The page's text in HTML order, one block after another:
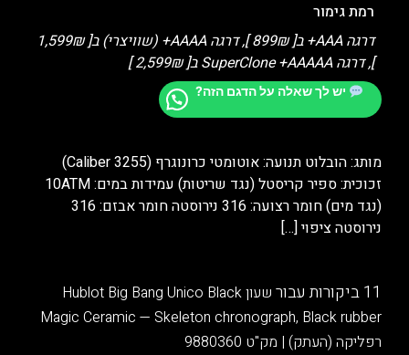
רמת גימור
דרגה AAA+ ב[ 899₪ ], דרגה AAAA+ (שוויצרי) ב[ 1,599₪
], דרגה SuperClone +AAAAA ב[ 2,599₪ ]
יש לך שאלה על הדגם הזה?
מותג: הובלוט תנועה: אוטומטי כרונוגרף (Caliber 3255)
זכוכית: ספיר קריסטל (נגד שריטות) עמידות במים: 10ATM
(נגד מים) חומר רצועה: 316 נירוסטה חומר אבזם: 316
נירוסטה ציפוי […]
11 ביקורות עבור
שעון Hublot Big Bang Unico Black
Magic Ceramic — Skeleton chronograph, Black rubber
רפליקה (העתק) | מק"ט 9880360